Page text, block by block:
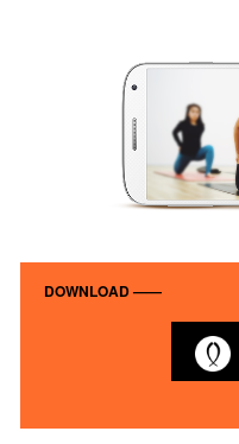
DOWNLOAD ——